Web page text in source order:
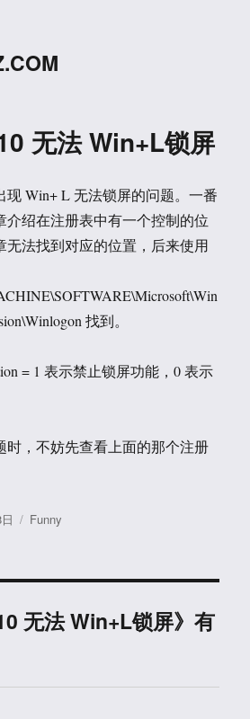
无法 Win+L锁屏
现 Win+ L 无法锁屏的问题。一番
介绍在注册表中有一个控制的位
无法找到对应的位置，后来使用
找到。
= 1 表示禁止锁屏功能，0 表示
时，不妨先查看上面的那个注册
分
Funny
无法 Win+L锁屏》有